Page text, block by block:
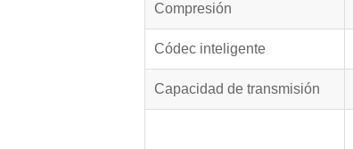
Compresión
Códec inteligente
Capacidad de transmisión